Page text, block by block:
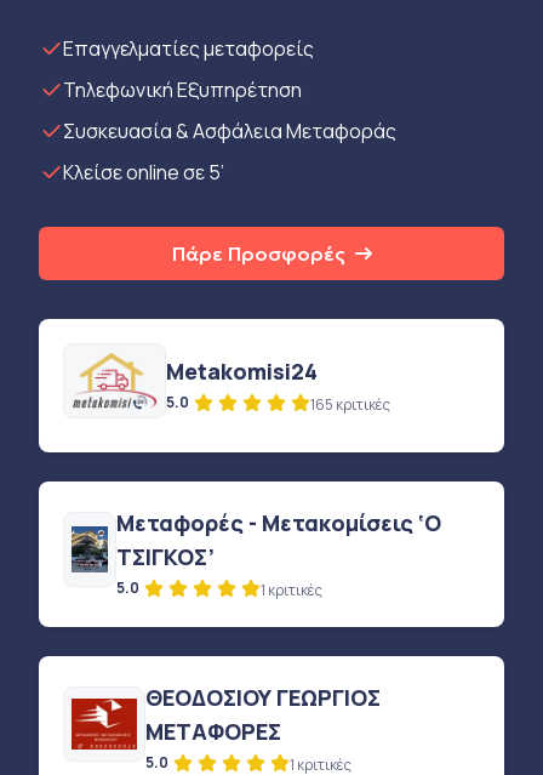
Eπαγγελματίες μεταφορείς
Τηλεφωνική Εξυπηρέτηση
Συσκευασία & Ασφάλεια Μεταφοράς
Κλείσε online σε 5’
Πάρε Προσφορές
Metakomisi24
5.0 165 κριτικές
Μεταφορές - Μετακομίσεις ‘Ο
ΤΣΙΓΚΟΣ’
5.0 1 κριτικές
ΘΕΟΔΟΣΙΟΥ ΓΕΩΡΓΙΟΣ
ΜΕΤΑΦΟΡΕΣ
5.0 1 κριτικές